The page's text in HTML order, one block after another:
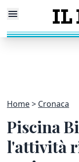
Home Cronaca
Piscina
l'attività